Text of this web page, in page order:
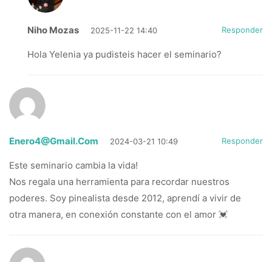
Niho Mozas 2025-11-22 14:40 Responder
Hola Yelenia ya pudisteis hacer el seminario?
Enero4@gmail.com 2024-03-21 10:49 Responder
Este seminario cambia la vida!
Nos regala una herramienta para recordar nuestros
poderes. Soy pinealista desde 2012, aprendí a vivir de
otra manera, en conexión constante con el amor 💓